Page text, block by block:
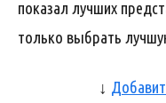
показал лучших
только выбрать
↓